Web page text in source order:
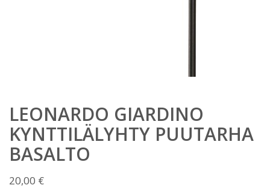
LEONARDO GIARDINO
KYNTTILÄLYHTY PUUTARHA
BASALTO
20,00 €